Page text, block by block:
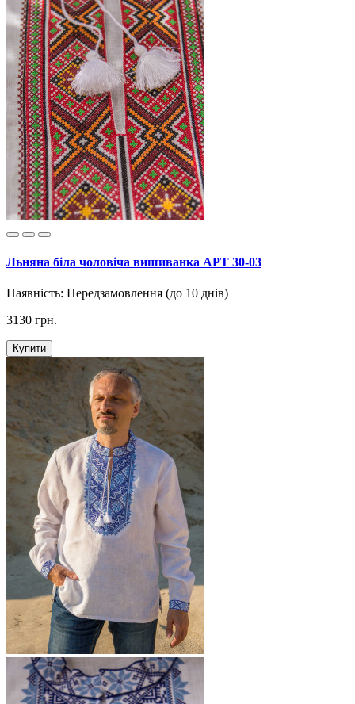
Льняна біла чоловіча вишиванка АРТ 30-03
Наявність: Передзамовлення (до 10 днів)
3130 грн.
Купити